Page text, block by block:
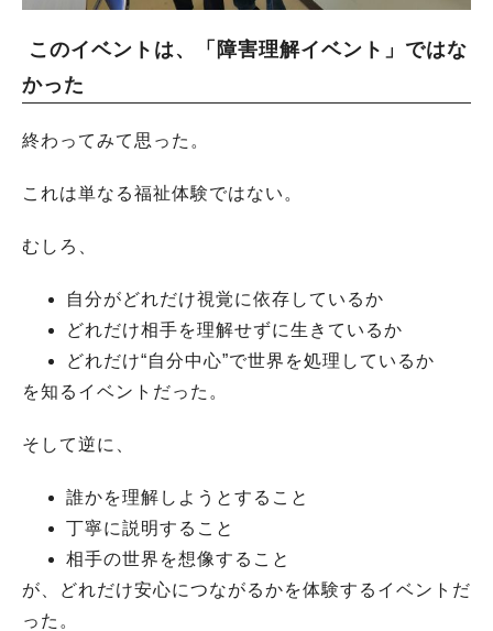
このイベントは、「障害理解イベント」ではな
かった
終わってみて思った。
これは単なる福祉体験ではない。
むしろ、
自分がどれだけ視覚に依存しているか
どれだけ相手を理解せずに生きているか
どれだけ“自分中心”で世界を処理しているか
を知るイベントだった。
そして逆に、
誰かを理解しようとすること
丁寧に説明すること
相手の世界を想像すること
が、どれだけ安心につながるかを体験するイベントだ
った。